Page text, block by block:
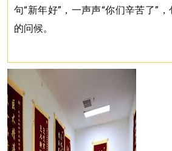
句“新年好”，一声声“你们辛苦了”
的问候。